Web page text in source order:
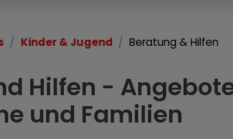
Kinder & Jugend Beratung & Hilfen
Hilfen -
und Familien